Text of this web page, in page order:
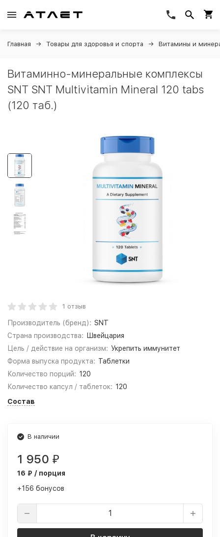
Главная Товары для здоровья и спорта Витамины и
Витаминно-минеральные комплексы
SNT SNT Multivitamin Mineral 120 tabs
(120 таб.)
1 отзыв
Производитель (бренд): SNT
Страна производства:
Швейцария
Цель / действие на организм: Укрепить иммунитет
Форма выпуска продукта: Таблетки
Количество порций: 120
Количество капсул / таблеток: 120
Состав
В наличии
1 950 ₽
16 ₽ / порция
+156 бонусов